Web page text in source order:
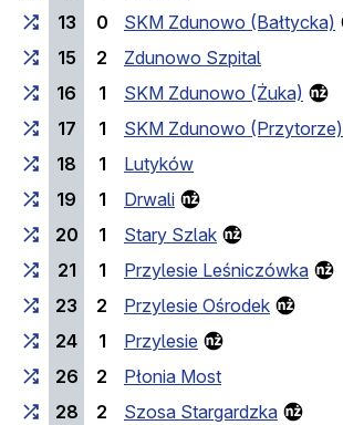
13
0
SKM Zdunowo (Bałtycka)
15
2
Zdunowo Szpital
16
1
SKM Zdunowo (Żuka)
17
1
SKM Zdunowo (Przytorze)
18
1
Lutyków
19
1
Drwali
20
1
Stary Szlak
21
1
Przylesie Leśniczówka
23
2
Przylesie Ośrodek
24
1
Przylesie
26
2
Płonia Most
28
2
Szosa Stargardzka